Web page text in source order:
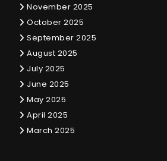
November 2025
October 2025
September 2025
August 2025
July 2025
June 2025
May 2025
April 2025
March 2025